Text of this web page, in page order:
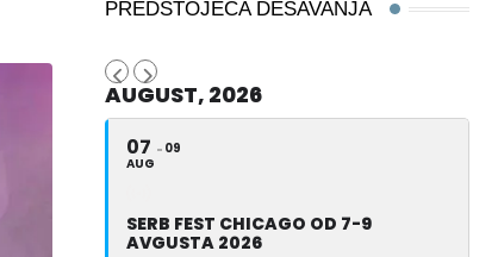
PREDSTOJEĆA DEŠAVANJA
AUGUST, 2026
07
AUG
09
SERB FEST CHICAGO OD 7-9
AVGUSTA 2026